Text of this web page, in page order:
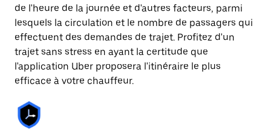
de l'heure de la journée et d'autres facteurs, parmi
lesquels la circulation et le nombre de passagers qui
effectuent des demandes de trajet. Profitez d'un
trajet sans stress en ayant la certitude que
l'application Uber proposera l'itinéraire le plus
efficace à votre chauffeur.